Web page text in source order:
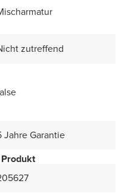
zutreffend
Jahre Garantie